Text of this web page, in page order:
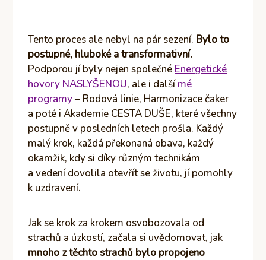
Tento proces ale nebyl na pár sezení. Bylo to
postupné, hluboké a transformativní.
Podporou jí byly nejen společné Energetické
hovory NASLYŠENOU, ale i dalšímé
programy– Rodová linie, Harmonizace čaker
a poté i Akademie CESTA DUŠE, které všechny
postupně v posledních letech prošla. Každý
malý krok, každá překonaná obava, každý
okamžik, kdy si díky různým technikám
a vedení dovolila otevřít se životu, jí pomohly
k uzdravení.
Jak se krok za krokem osvobozovala od
strachů a úzkostí, začala si uvědomovat, jak
mnoho z těchto strachů bylo propojeno